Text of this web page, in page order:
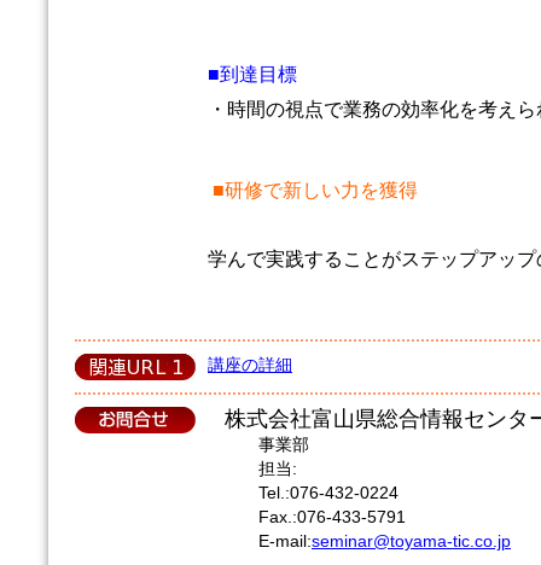
■到達目標
・時間の視点で業務の効率化を考え
■研修で新しい力を獲得
学んで実践することがステップアッ
講座の詳細
株式会社富山県総合情報センタ
事業部
担当:
Tel.:076-432-0224
Fax.:076-433-5791
E-mail:seminar@toyama-tic.co.jp